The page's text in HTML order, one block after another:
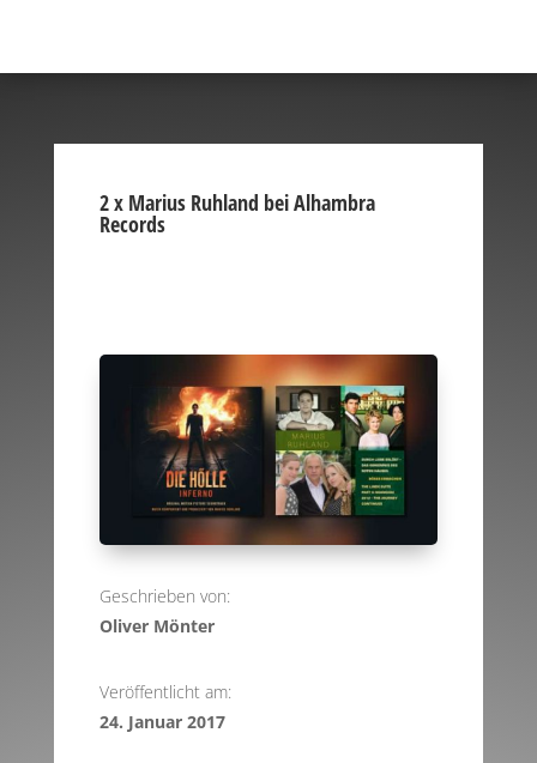
2 x Marius Ruhland bei Alhambra
Records
Geschrieben von:
Oliver Mönter
Veröffentlicht am:
24. Januar 2017